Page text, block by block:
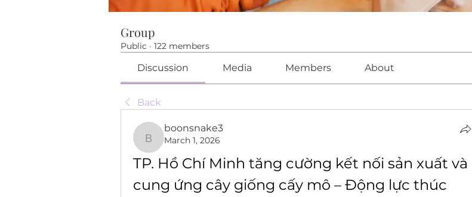
Group
Public · 122 members
Discussion Media Members About
Back
boonsnake3
boonsnake3
March 1, 2026
TP. Hồ Chí Minh tăng cường kết nối sản xuất và
cung ứng cây giống cấy mô – Động lực thúc